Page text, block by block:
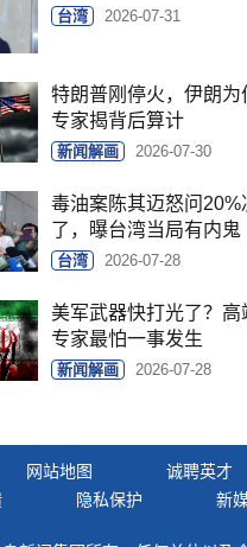
台湾 2026-07-31
特朗普刚停火，伊朗为
专家揭背后算计
新闻解画 2026-07-30
毒油案陈其迈怒问
了，曝台湾当局有内鬼
台湾 2026-07-28
美军武器快打光了？高
专家最怕一事发生
新闻解画 2026-07-28
网站地图 诚聘英才
隐私保护 新